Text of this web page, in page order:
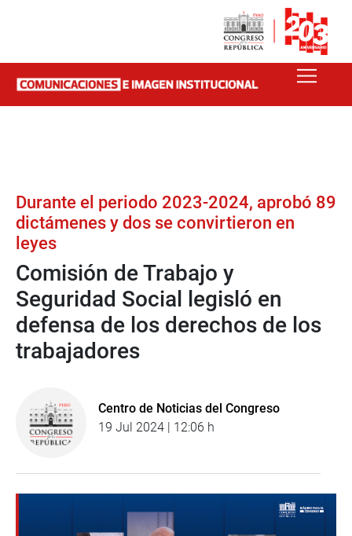
Durante el periodo 2023-2024, aprobó 89
dictámenes y dos se convirtieron en
leyes
Comisión de Trabajo y
Seguridad Social legisló en
defensa de los derechos de los
trabajadores
Centro de Noticias del Congreso
19 Jul 2024 | 12:06 h